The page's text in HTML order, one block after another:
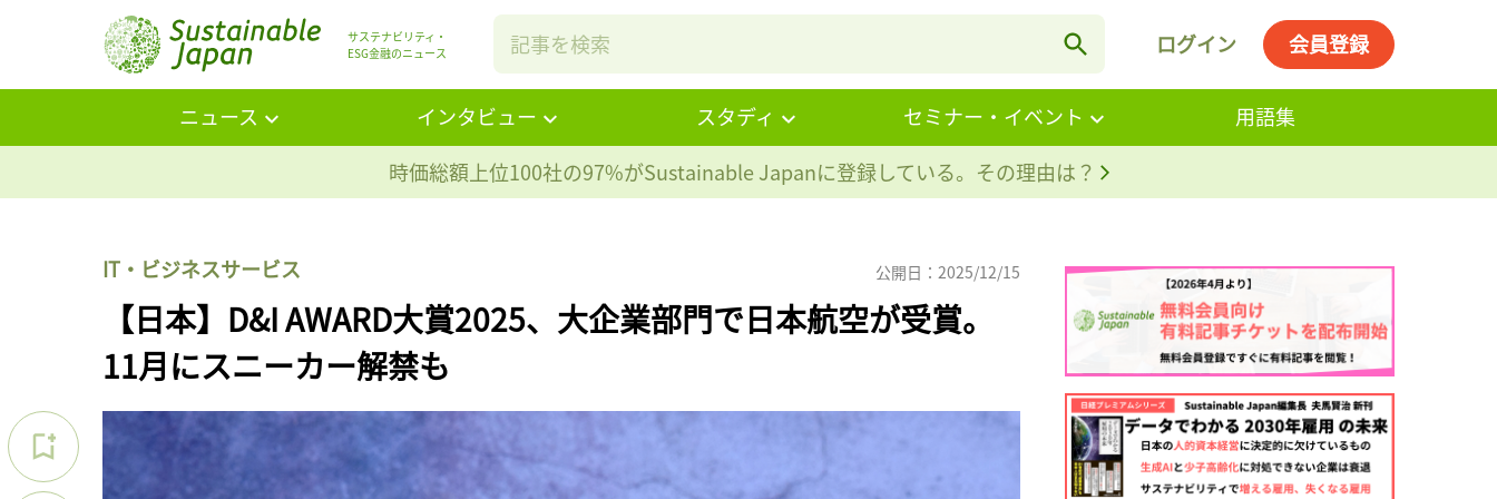
サステナビリティ・
ESG金融のニュース
ログイン 会員登録
ニュース インタビュー スタディ セミナー・イベント
用語集
時価総額上位100社の97%がSustainable Japanに登録している。その理由は？
IT・ビジネスサービス 公開日：2025/12/15
【日本】D&I AWARD大賞2025、大企業部門で日本航空が受賞。
11月にスニーカー解禁も